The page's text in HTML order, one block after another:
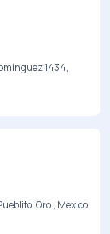
1434,
Qro., Mexico